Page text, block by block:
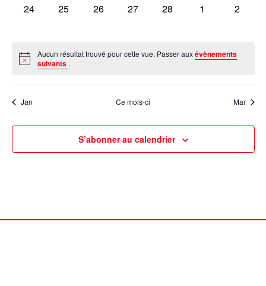
0
24
0
25
0
26
0
27
0
28
0
1
0
2
Aucun résultat trouvé pour cette vue. Passer auxévènements
suivants .
Jan Ce mois-ci Mar
S’abonner au calendrier